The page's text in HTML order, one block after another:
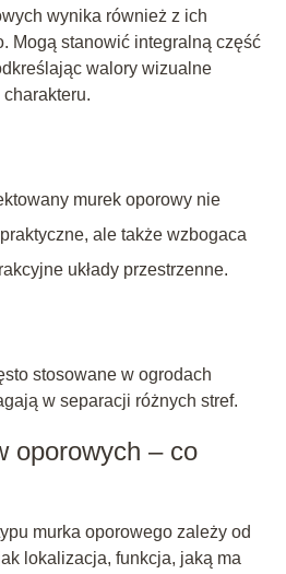
wynika również z ich
Mogą stanowić integralną część
walory wizualne
murek oporowy nie
ale także wzbogaca
układy przestrzenne.
stosowane w ogrodach
w separacji różnych stref.
oporowych – co
murka oporowego zależy od
lokalizacja, funkcja, jaką ma